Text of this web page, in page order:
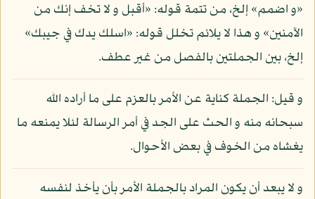
«و اضمم» إلخ، من تتمة قوله: «أقبل و لا تخف إنك من
الآمنين» و هذا لا يلائم تخلل قوله: «اسلك يدك في جيبك»
إلخ، بين الجملتين بالفصل من غير عطف.
و قيل: الجملة كناية عن الأمر بالعزم على ما أراده الله
سبحانه منه و الحث على الجد في أمر الرسالة لئلا يمنعه ما
يغشاه من الخوف في بعض الأحوال.
و لا يبعد أن يكون المراد بالجملة الأمر بأن يأخذ لنفسه